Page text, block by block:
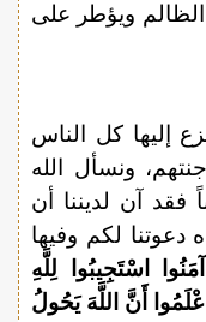
الظالم ويؤطر على
إليها كل الناس
ونسأل الله
فقد آن لديننا أن
دعوتنا لكم وفيها
اسْتَجِيبُوا لِلَّهِ
أَنَّ اللَّهَ يَحُولُ